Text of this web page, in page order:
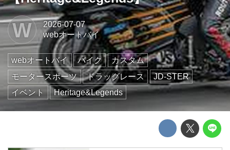
W
2026-07-07
webオートバイ
webオートバイ バイク
カスタム
モータースポーツ
ドラッグレース
JD-STER
イベント
Heritage&Legends